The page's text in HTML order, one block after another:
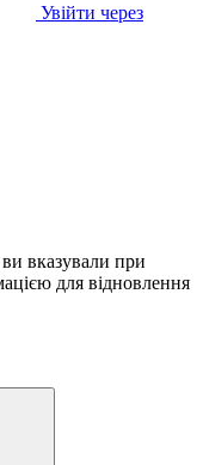
Увійти через
вказували при
для відновлення